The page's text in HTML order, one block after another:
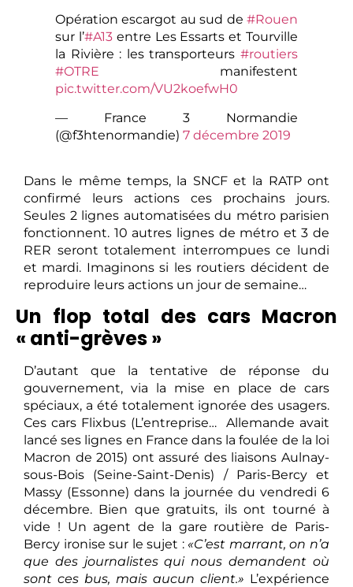
Opération escargot au sud de #Rouen
sur l’#A13entre Les Essarts et Tourville
la Rivière : les transporteurs #routiers
#OTRE manifestent
pic.twitter.com/VU2koefwH0
— France 3 Normandie
(@f3htenormandie) 7 décembre 2019
Dans le même temps, la SNCF et la RATP ont
confirmé leurs actions ces prochains jours.
Seules 2 lignes automatisées du métro parisien
fonctionnent. 10 autres lignes de métro et 3 de
RER seront totalement interrompues ce lundi
et mardi. Imaginons si les routiers décident de
reproduire leurs actions un jour de semaine…
Un flop total des cars Macron
« anti-grèves »
D’autant que la tentative de réponse du
gouvernement, via la mise en place de cars
spéciaux, a été totalement ignorée des usagers.
Ces cars Flixbus (L’entreprise… Allemande avait
lancé ses lignes en France dans la foulée de la loi
Macron de 2015) ont assuré des liaisons Aulnay-
sous-Bois (Seine-Saint-Denis) / Paris-Bercy et
Massy (Essonne) dans la journée du vendredi 6
décembre. Bien que gratuits, ils ont tourné à
vide ! Un agent de la gare routière de Paris-
Bercy ironise sur le sujet : «C’est marrant, on n’a
que des journalistes qui nous demandent où
sont ces bus, mais aucun client.» L’expérience